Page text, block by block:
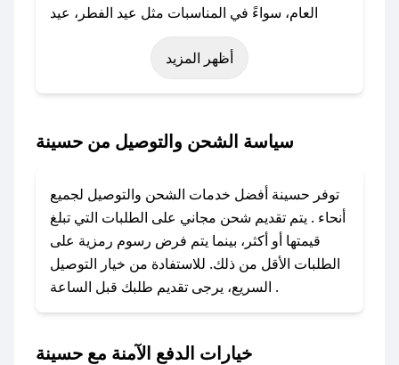
العام، سواءً في المناسبات مثل عيد الفطر، عيد
الأضحى، الجمعة البيضاء (شهر نوفمبر)، رمضان،
اليوم الوطني، يوم التأسيس، أو حتى عروض خاصة
باستخدام تطبيق صحصح، يمكنك العثور بسهولة على
تواصل معنا عبر تويتر أو البريد الإلكتروني لإضافته
بسرعة.
### كيفية استخدام كود خصم حسينة؟
1. انسخ كود الخصم من تطبيق صحصح.
2. الصقه في خانة الدفع عند التسوق من حسينة.
### ماذا أفعل إذا لم يعمل كود الخصم؟
أظهر المزيد
سياسة الشحن والتوصيل من حسينة
توفر حسينة أفضل خدمات الشحن والتوصيل لجميع
أنحاء . يتم تقديم شحن مجاني على الطلبات التي تبلغ
قيمتها أو أكثر، بينما يتم فرض رسوم رمزية على
الطلبات الأقل من ذلك. للاستفادة من خيار التوصيل
السريع، يرجى تقديم طلبك قبل الساعة .
خيارات الدفع الآمنة مع حسينة